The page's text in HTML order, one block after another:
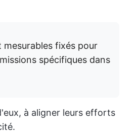
fixés pour
spécifiques dans
à aligner leurs efforts